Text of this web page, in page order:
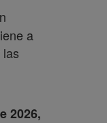
a
2026,